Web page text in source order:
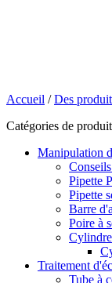
Accueil /Des
Catégories de
Manipulation
Pipette
Pipette
Barre
Poire à
Traitement
Tube à